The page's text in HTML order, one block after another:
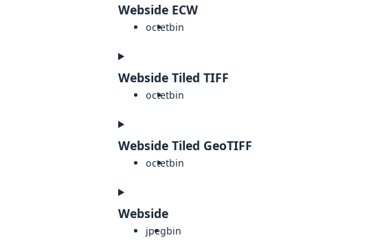
Webside ECW
octetbin
Webside Tiled TIFF
octetbin
Webside Tiled GeoTIFF
octetbin
Webside
jpegbin